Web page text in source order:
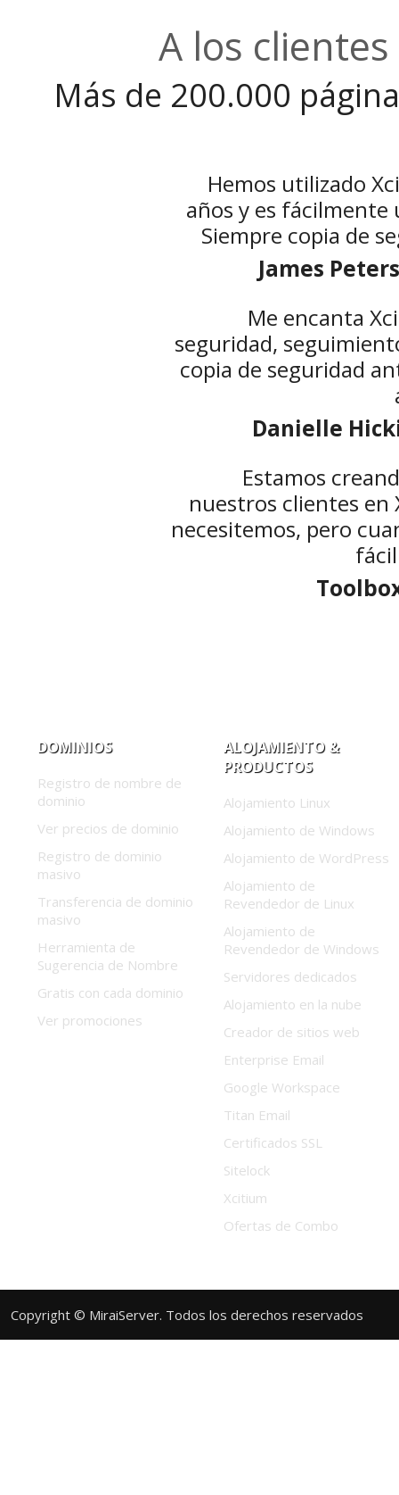
A los
Más de 200.000
Hemos utilizado
años y es fácilmente
Siempre copia de
James
Me encanta
seguridad,
copia de seguridad
Danielle
Estamos
nuestros clientes en
necesitemos, pero
DOMINIOS
Registro de nombre de
dominio
Ver precios de dominio
Registro de dominio
masivo
Transferencia de dominio
masivo
Herramienta de
Sugerencia de Nombre
Gratis con cada dominio
Ver promociones
ALOJAMIENTO &
PRODUCTOS
Alojamiento Linux
Alojamiento de Windows
Alojamiento de WordPress
Alojamiento de
Revendedor de Linux
Alojamiento de
Revendedor de Windows
Servidores dedicados
Alojamiento en la nube
Creador de sitios web
Enterprise Email
Google Workspace
Titan Email
Certificados SSL
Sitelock
Xcitium
Ofertas de Combo
Copyright © MiraiServer. Todos los derechos reservados